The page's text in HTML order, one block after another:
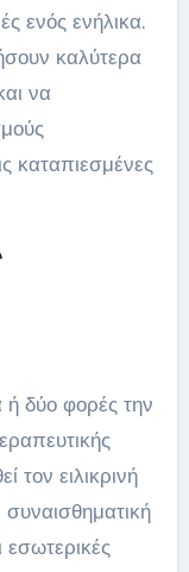
ενός ενήλικα.
καλύτερα
να
καταπιεσμένες
ή δύο φορές την
τον ειλικρινή